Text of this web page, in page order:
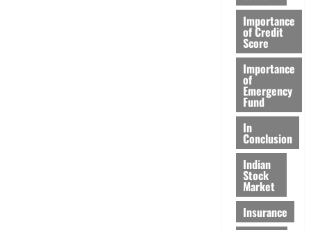
Importance
of Credit
Score
Importance
of
Emergency
Fund
In
Conclusion
Indian
Stock
Market
Insurance